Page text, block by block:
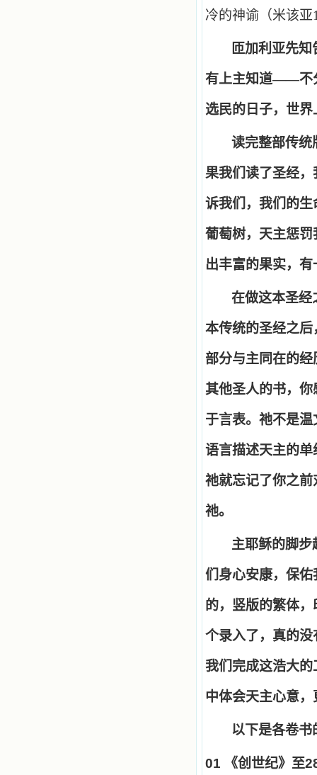
冷的神谕（米该亚
匝加利亚先
有上主知道——不
选民的日子，世
读完整部传统
果我们读了圣经
诉我们，我们的
葡萄树，天主惩
出丰富的果实，
在做这本圣经
本传统的圣经之
部分与主同在的
其他圣人的书，
于言表。祂不是
语言描述天主的
祂就忘记了你之
祂。
主耶稣的脚步
们身心安康，保
的，竖版的繁体
个录入了，真的
我们完成这浩大
中体会天主心意
以下是各卷
01 《创世纪》至